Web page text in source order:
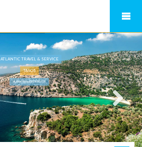
ATLANTIC TRAVEL & SERVICE
TASOS
VILA PAPAIKONOMU II, POTOS